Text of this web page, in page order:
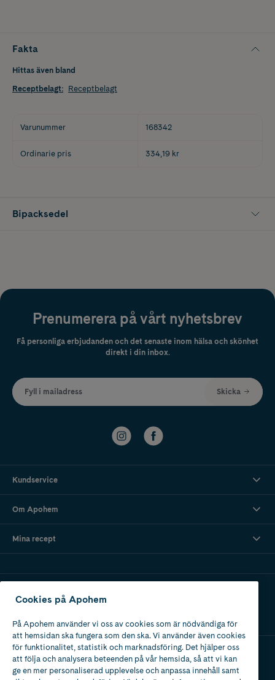
Fakta
Hittas även bland
Receptbelagt: Receptbelagt
Varunummer 168342
Ordinarie pris 334,19 kr
Bipacksedel
Prenumerera på vårt nyhetsbrev
Få personliga erbjudanden och det senaste inom hälsa och skönhet
direkt i din inbox.
Fyll i mailadress Skicka
Kundservice
Om Apohem
Mina recept
Apotek med tillstånd
av Läkemedelsverket
Cookies på Apohem
På Apohem använder vi oss av cookies som är nödvändiga för
att hemsidan ska fungera som den ska. Vi använder även cookies
för funktionalitet, statistik och marknadsföring. Det hjälper oss
att följa och analysera beteenden på vår hemsida, så att vi kan
ge en mer personaliserad upplevelse och anpassa innehåll samt